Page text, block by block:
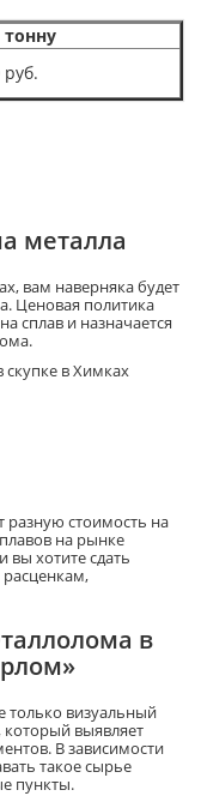
тонну
руб.
металла
вам наверняка будет
Ценовая политика
сплав и назначается
скупке в Химках
разную стоимость на
на рынке
вы хотите сдать
в
только визуальный
который выявляет
В зависимости
такое сырье
пункты.